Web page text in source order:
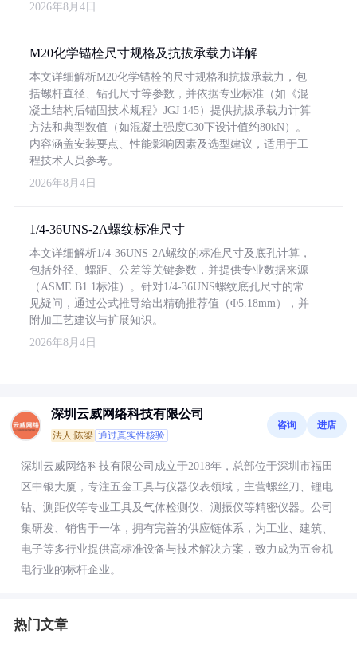
2026年8月4日
M20化学锚栓尺寸规格及抗拔承载力详解
本文详细解析M20化学锚栓的尺寸规格和抗拔承载力，包
括螺杆直径、钻孔尺寸等参数，并依据专业标准（如《混
凝土结构后锚固技术规程》JGJ 145）提供抗拔承载力计算
方法和典型数值（如混凝土强度C30下设计值约80kN）。
内容涵盖安装要点、性能影响因素及选型建议，适用于工
程技术人员参考。
2026年8月4日
1/4-36UNS-2A螺纹标准尺寸
本文详细解析1/4-36UNS-2A螺纹的标准尺寸及底孔计算，
包括外径、螺距、公差等关键参数，并提供专业数据来源
（ASME B1.1标准）。针对1/4-36UNS螺纹底孔尺寸的常
见疑问，通过公式推导给出精确推荐值（Φ5.18mm），并
附加工艺建议与扩展知识。
2026年8月4日
深圳云威网络科技有限公司
法人:陈梁 通过真实性核验
咨询 进店
深圳云威网络科技有限公司成立于2018年，总部位于深圳市福田
区中银大厦，专注五金工具与仪器仪表领域，主营螺丝刀、锂电
钻、测距仪等专业工具及气体检测仪、测振仪等精密仪器。公司
集研发、销售于一体，拥有完善的供应链体系，为工业、建筑、
电子等多行业提供高标准设备与技术解决方案，致力成为五金机
电行业的标杆企业。
热门文章